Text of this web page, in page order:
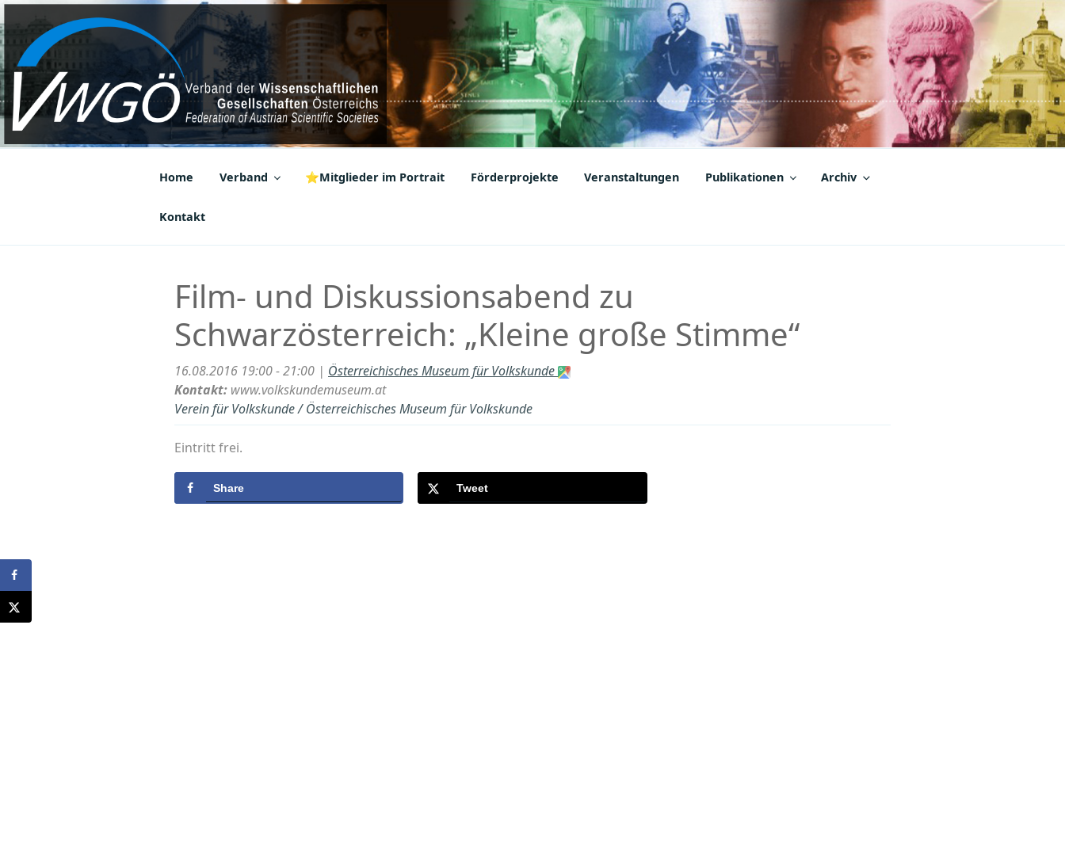
Zum
Inhalt
springen
VWGÖ
Federation of Austrian Scientific Societies
Home Verband ⭐Mitglieder im Portrait Förderprojekte Veranstaltungen Publikationen Archiv
Kontakt
Film- und Diskussionsabend zu
Schwarzösterreich: „Kleine große Stimme“
16.08.2016 19:00 - 21:00 | Österreichisches Museum für Volkskunde
Kontakt: www.volkskundemuseum.at
Verein für Volkskunde / Österreichisches Museum für Volkskunde
Eintritt frei.
Share Tweet